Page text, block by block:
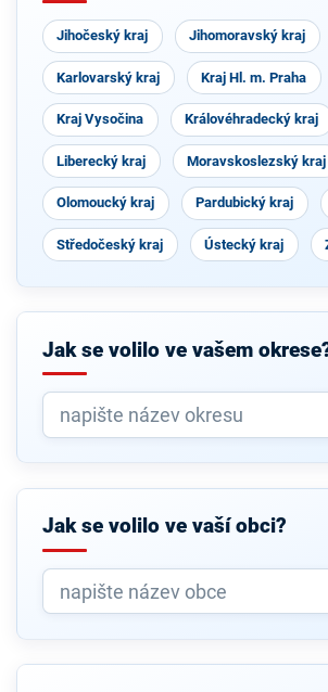
Jihočeský kraj Jihomoravský kraj
Karlovarský kraj Kraj Hl. m. Praha
Kraj Vysočina Královéhradecký kraj
Liberecký kraj Moravskoslezský kraj
Olomoucký kraj Pardubický kraj
Středočeský kraj Ústecký kraj
Jak se volilo ve vašem
Jak se volilo ve vaší obci?